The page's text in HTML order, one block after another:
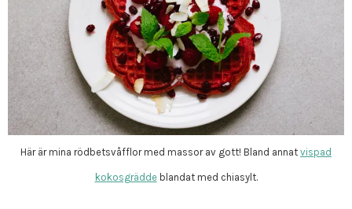
Här är mina rödbetsvåfflor med massor av gott! Bland annat vispad
kokosgräddeblandat med chiasylt.